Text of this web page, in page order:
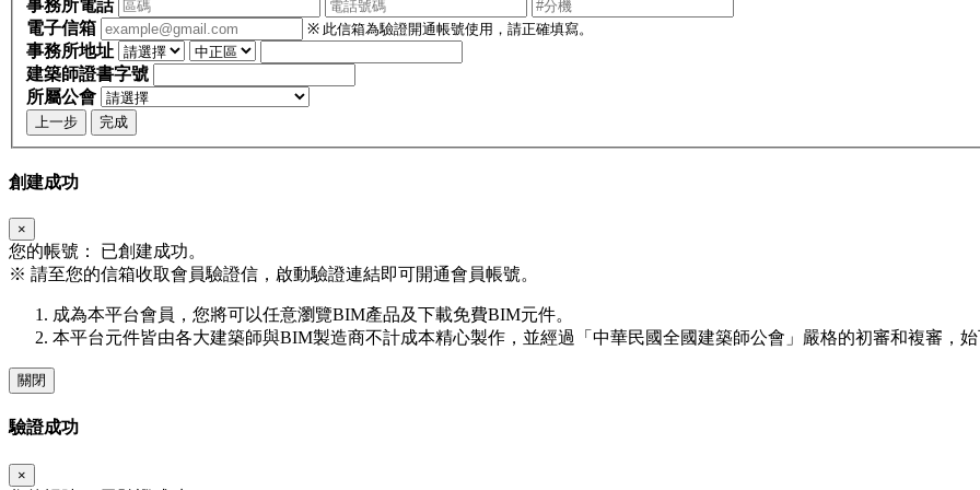
事務所電話
電子信箱
※ 此信箱為驗證開通帳號使用，請正確填寫。
事務所地址
建築師證書字號
所屬公會
上一步 完成
創建成功
×
您的帳號：
已創建成功。
※ 請至您的信箱收取會員驗證信，啟動驗證連結即可開通會員帳號。
成為本平台會員，您將可以任意瀏覽BIM產品及下載免費BIM元件。
本平台元件皆由各大建築師與BIM製造商不計成本精心製作，並經過「中華民國全國建築師公會」嚴格的初審和複審，
關閉
驗證成功
×